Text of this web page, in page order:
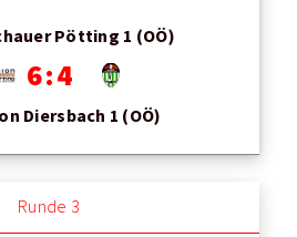
Pötting 1 (OÖ)
6 : 4
Diersbach 1 (OÖ)
Runde 3